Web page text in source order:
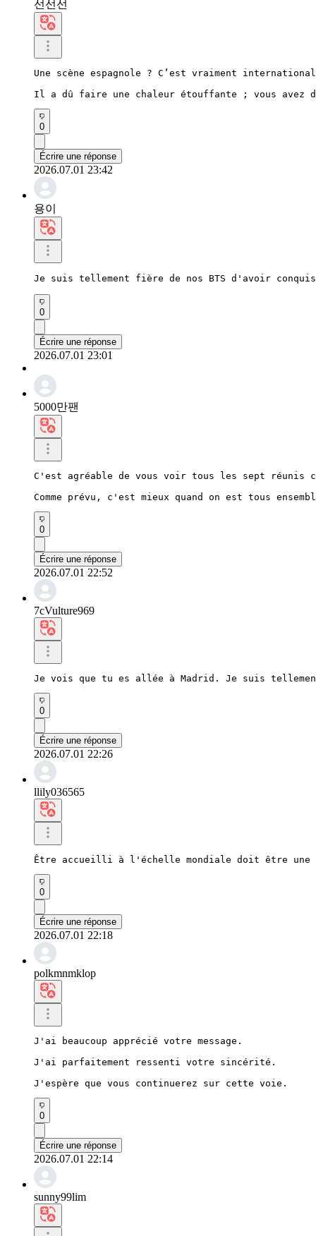
선선선
Une scène espagnole ? C’est vraiment
Il a dû faire une chaleur étouffante ; vous
0
Écrire une réponse
2026.07.01 23:42
용이
Je suis tellement fière de nos BTS d'avoir
0
Écrire une réponse
2026.07.01 23:01
5000만팬
C'est agréable de vous voir tous les sept réunis
Comme prévu, c'est mieux quand on est tous
0
Écrire une réponse
2026.07.01 22:52
7cVulture969
Je vois que tu es allée à Madrid. Je suis
0
Écrire une réponse
2026.07.01 22:26
llily036565
Être accueilli à l'échelle mondiale doit être une
0
Écrire une réponse
2026.07.01 22:18
polkmnmklop
J'ai beaucoup apprécié votre message.
J'ai parfaitement ressenti votre sincérité.
J'espère que vous continuerez sur cette voie.
0
Écrire une réponse
2026.07.01 22:14
sunny99lim